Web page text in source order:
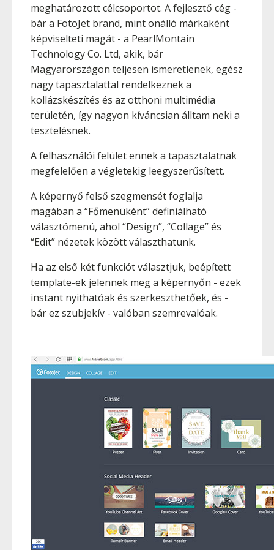
meghatározott célcsoportot. A fejlesztő cég -
bár a FotoJet brand, mint önálló márkaként
képviselteti magát - a PearlMontain
Technology Co. Ltd, akik, bár
Magyarországon teljesen ismeretlenek, egész
nagy tapasztalattal rendelkeznek a
kollázskészítés és az otthoni multimédia
területén, így nagyon kíváncsian álltam neki a
tesztelésnek.
A felhasználói felület ennek a tapasztalatnak
megfelelően a végletekig leegyszerűsített.
A képernyő felső szegmensét foglalja
magában a “Főmenüként” definiálható
választómenü, ahol “Design”, “Collage” és
“Edit” nézetek között választhatunk.
Ha az első két funkciót választjuk, beépített
template-ek jelennek meg a képernyőn - ezek
instant nyithatóak és szerkeszthetőek, és -
bár ez szubjekív - valóban szemrevalóak.